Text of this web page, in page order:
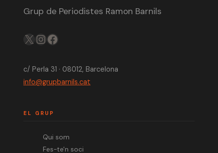
Grup de Periodistes Ramon Barnils
X IGFB
c/ Perla 31 · 08012, Barcelona
info@grupbarnils.cat
EL GRUP
Qui som
Fes-te'n soci